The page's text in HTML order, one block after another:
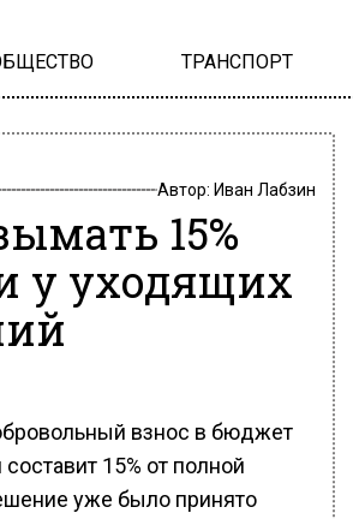
ТРАНСПОРТ
Автор: Иван Лабзин
15%
у уходящих
взнос в бюджет
15% от полной
уже было принято